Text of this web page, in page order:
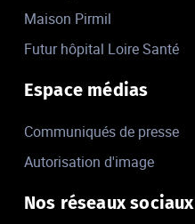
Maison Pirmil
Futur hôpital Loire Santé
Espace médias
Communiqués de presse
Autorisation d'image
Nos réseaux sociaux